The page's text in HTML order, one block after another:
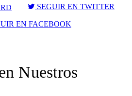
SEGUIR EN TWITTER
EN FACEBOOK
Nuestros